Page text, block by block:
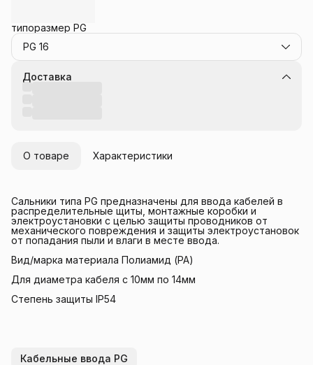
типоразмер PG
PG 16
Доставка
О товаре Характеристики
Сальники типа PG предназначены для ввода кабелей в
распределительные щиты, монтажные коробки и
электроустановки с целью защиты проводников от
механического повреждения и защиты электроустановок
от попадания пыли и влаги в месте ввода.
Вид/марка материала Полиамид (PA)
Для диаметра кабеля с 10мм по 14мм
Степень защиты IP54
Кабельные ввода PG